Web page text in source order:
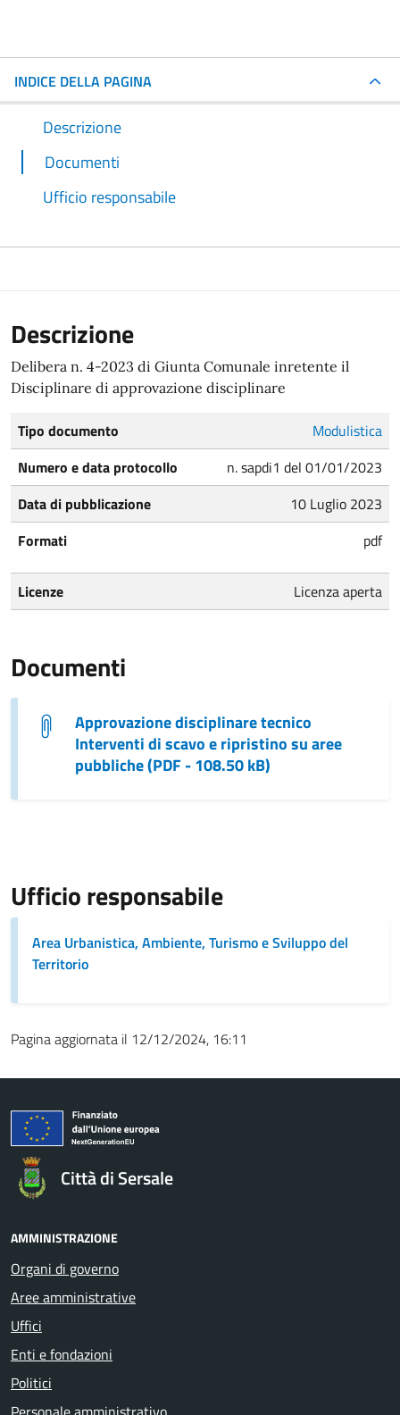
INDICE DELLA PAGINA
Descrizione
Documenti
Ufficio responsabile
Descrizione
Delibera n. 4-2023 di Giunta Comunale inretente il
Disciplinare di approvazione disciplinare
Tipo documento
Modulistica
Numero e data protocollo
n. sapdi1 del 01/01/2023
Data di pubblicazione
10 Luglio 2023
Formati
pdf
Licenze Licenza aperta
Documenti
Approvazione disciplinare tecnico
Interventi di scavo e ripristino su aree
pubbliche (PDF - 108.50 kB)
Ufficio responsabile
Area Urbanistica, Ambiente, Turismo e Sviluppo del
Territorio
Pagina aggiornata il 12/12/2024, 16:11
Città di Sersale
AMMINISTRAZIONE
Organi di governo
Aree amministrative
Uffici
Enti e fondazioni
Politici